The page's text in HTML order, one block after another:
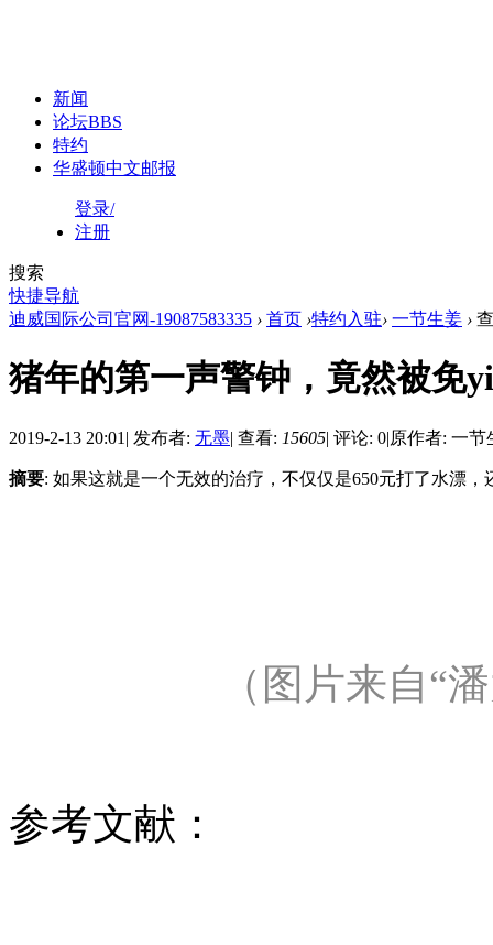
新闻
论坛BBS
特约
华盛顿中文邮报
登录/
注册
搜索
快捷导航
迪威国际公司官网-19087583335 › 首页 ›特约入驻› 一节生姜 ›
猪年的第一声警钟，竟然被免
2019-2-13 20:01 | 发布者: 无墨| 查看: 15605| 评论: 0|原作者: 一节
摘要: 如果这就是一个无效的治疗，不仅仅是650元打了水漂
（图片来自“
参考文献：